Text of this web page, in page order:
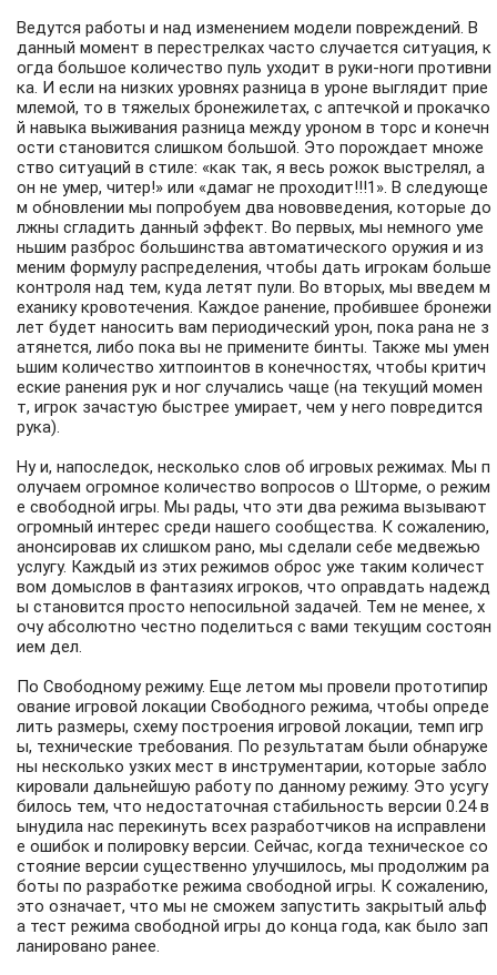
Ведутся работы и над изменением модели повреждений. В
данный момент в перестрелках часто случается ситуация, к
огда большое количество пуль уходит в руки-ноги противни
ка. И если на низких уровнях разница в уроне выглядит прие
млемой, то в тяжелых бронежилетах, с аптечкой и прокачко
й навыка выживания разница между уроном в торс и конечн
ости становится слишком большой. Это порождает множе
ство ситуаций в стиле: «как так, я весь рожок выстрелял, а
он не умер, читер!» или «дамаг не проходит!!!1». В следующе
м обновлении мы попробуем два нововведения, которые до
лжны сгладить данный эффект. Во первых, мы немного уме
ньшим разброс большинства автоматического оружия и из
меним формулу распределения, чтобы дать игрокам больше
контроля над тем, куда летят пули. Во вторых, мы введем м
еханику кровотечения. Каждое ранение, пробившее бронежи
лет будет наносить вам периодический урон, пока рана не з
атянется, либо пока вы не примените бинты. Также мы умен
ьшим количество хитпоинтов в конечностях, чтобы критич
еские ранения рук и ног случались чаще (на текущий момен
т, игрок зачастую быстрее умирает, чем у него повредится
рука).
Ну и, напоследок, несколько слов об игровых режимах. Мы п
олучаем огромное количество вопросов о Шторме, о режим
е свободной игры. Мы рады, что эти два режима вызывают
огромный интерес среди нашего сообщества. К сожалению,
анонсировав их слишком рано, мы сделали себе медвежью
услугу. Каждый из этих режимов оброс уже таким количест
вом домыслов в фантазиях игроков, что оправдать надежд
ы становится просто непосильной задачей. Тем не менее, х
очу абсолютно честно поделиться с вами текущим состоян
ием дел.
По Свободному режиму. Еще летом мы провели прототипир
ование игровой локации Свободного режима, чтобы опреде
лить размеры, схему построения игровой локации, темп игр
ы, технические требования. По результатам были обнаруже
ны несколько узких мест в инструментарии, которые забло
кировали дальнейшую работу по данному режиму. Это усугу
билось тем, что недостаточная стабильность версии 0.24 в
ынудила нас перекинуть всех разработчиков на исправлени
е ошибок и полировку версии. Сейчас, когда техническое со
стояние версии существенно улучшилось, мы продолжим ра
боты по разработке режима свободной игры. К сожалению,
это означает, что мы не сможем запустить закрытый альф
а тест режима свободной игры до конца года, как было зап
ланировано ранее.